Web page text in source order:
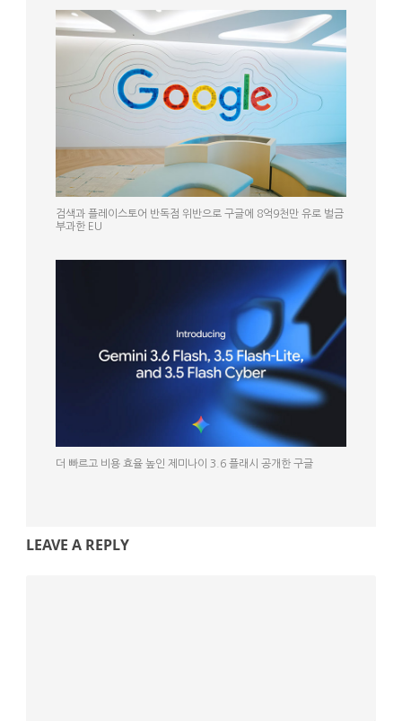
검색과 플레이스토어 반독점 위반으로 구글에 8억9천만 유로 벌금
부과한 EU
더 빠르고 비용 효율 높인 제미나이 3.6 플래시 공개한 구글
LEAVE A REPLY